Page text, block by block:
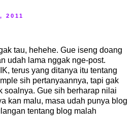
2011
tau, hehehe. Gue iseng doang
udah lama nggak nge-post.
terus yang ditanya itu tentang
sih pertanyaannya, tapi gak
soalnya. Gue sih berharap nilai
kan malu, masa udah punya blog
tentang blog malah